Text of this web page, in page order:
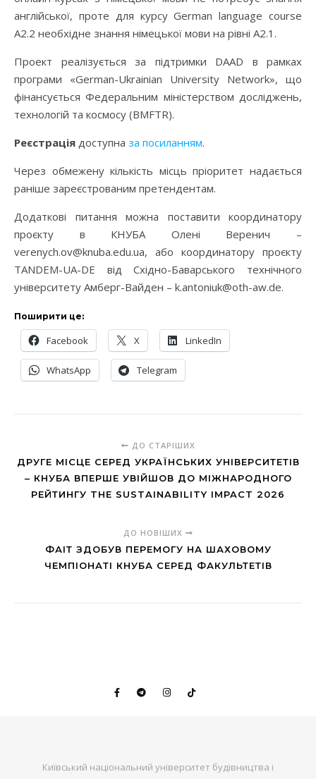
англійської, проте для курсу German language course
A2.2 необхідне знання німецької мови на рівні А2.1.
Проект реалізується за підтримки DAAD в рамках
програми «German-Ukrainian University Network», що
фінансується Федеральним міністерством досліджень,
технологій та космосу (BMFTR).
Реєстрація доступна за посиланням.
Через обмежену кількість місць пріоритет надається
раніше зареєстрованим претендентам.
Додаткові питання можна поставити координатору
проєкту в КНУБА Олені Веренич –
verenych.ov@knuba.edu.ua, або координатору проєкту
TANDEM-UA-DE від Східно-Баварського технічного
університету Амберг-Вайден – k.antoniuk@oth-aw.de.
Поширити це:
Facebook X LinkedIn
WhatsApp Telegram
ДО СТАРІШИХ
ДРУГЕ МІСЦЕ СЕРЕД УКРАЇНСЬКИХ УНІВЕРСИТЕТІВ
– КНУБА ВПЕРШЕ УВІЙШОВ ДО МІЖНАРОДНОГО
РЕЙТИНГУ THE SUSTAINABILITY IMPACT 2026
ДО НОВІШИХ
ФАІТ ЗДОБУВ ПЕРЕМОГУ НА ШАХОВОМУ
ЧЕМПІОНАТІ КНУБА СЕРЕД ФАКУЛЬТЕТІВ
Київський національний університет будівництва і